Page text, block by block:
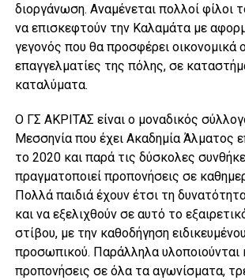
διοργάνωση. Αναμένεται πολλοί φίλοι
να επισκεφτούν την Καλαμάτα με
γεγονός που θα προσφέρει οικονομικά
επαγγελματίες της πόλης, σε
καταλύματα.
Ο ΓΣ ΑΚΡΙΤΑΣ είναι ο μοναδικός
Μεσσηνία που έχει Ακαδημία Άλματος
το 2020 και παρά τις δύσκολες
πραγματοποιεί προπονήσεις σε
Πολλά παιδιά έχουν έτσι τη
και να εξελιχθούν σε αυτό το
στίβου, με την καθοδήγηση
προσωπικού. Παράλληλα υλοποιούνται
προπονήσεις σε όλα τα αγωνίσματα,